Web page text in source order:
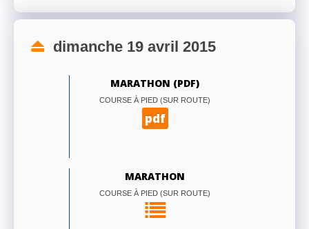
dimanche 19 avril 2015
MARATHON (PDF)
COURSE À PIED (SUR ROUTE)
pdf
MARATHON
COURSE À PIED (SUR ROUTE)